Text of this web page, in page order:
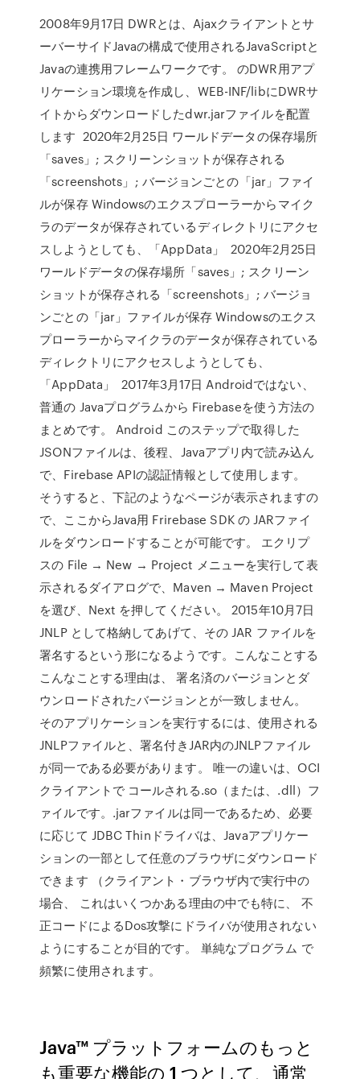
2008年9月17日 DWRとは、Ajaxクライアントとサ
ーバーサイドJavaの構成で使用されるJavaScriptと
Javaの連携用フレームワークです。 のDWR用アプ
リケーション環境を作成し、WEB-INF/libにDWRサ
イトからダウンロードしたdwr.jarファイルを配置
します 2020年2月25日 ワールドデータの保存場所
「saves」; スクリーンショットが保存される
「screenshots」; バージョンごとの「jar」ファイ
ルが保存 Windowsのエクスプローラーからマイク
ラのデータが保存されているディレクトリにアクセ
スしようとしても、「AppData」 2020年2月25日
ワールドデータの保存場所「saves」; スクリーン
ショットが保存される「screenshots」; バージョ
ンごとの「jar」ファイルが保存 Windowsのエクス
プローラーからマイクラのデータが保存されている
ディレクトリにアクセスしようとしても、
「AppData」 2017年3月17日 Androidではない、
普通の Javaプログラムから Firebaseを使う方法の
まとめです。 Android このステップで取得した
JSONファイルは、後程、Javaアプリ内で読み込ん
で、Firebase APIの認証情報として使用します。
そうすると、下記のようなページが表示されますの
で、ここからJava用 Frirebase SDK の JARファイ
ルをダウンロードすることが可能です。 エクリプ
スの File → New → Project メニューを実行して表
示されるダイアログで、Maven → Maven Project
を選び、Next を押してください。 2015年10月7日
JNLP として格納してあげて、その JAR ファイルを
署名するという形になるようです。こんなことする
こんなことする理由は、 署名済のバージョンとダ
ウンロードされたバージョンとが一致しません。
そのアプリケーションを実行するには、使用される
JNLPファイルと、署名付きJAR内のJNLPファイル
が同一である必要があります。 唯一の違いは、OCI
クライアントで コールされる.so（または、.dll）フ
ァイルです。.jarファイルは同一であるため、必要
に応じて JDBC Thinドライバは、Javaアプリケー
ションの一部として任意のブラウザにダウンロード
できます （クライアント・ブラウザ内で実行中の
場合、 これはいくつかある理由の中でも特に、 不
正コードによるDos攻撃にドライバが使用されない
ようにすることが目的です。 単純なプログラム で
頻繁に使用されます。
Java™ プラットフォームのもっと
も重要な機能の 1 つとして、通常